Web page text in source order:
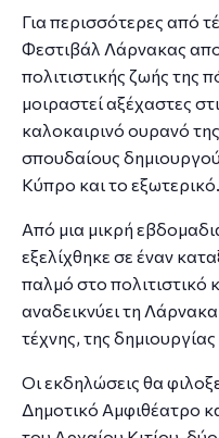
Για περισσότερες από
Φεστιβάλ Λάρνακας
πολιτιστικής ζωής της
μοιραστεί αξέχαστες
καλοκαιρινό ουρανό
σπουδαίους
Κύπρο και το εξωτερικό.
Από μια μικρή
εξελίχθηκε σε έναν
παλμό στο πολιτιστικό
αναδεικνύει τη
τέχνης, της
Οι εκδηλώσεις θα
Δημοτικό Αμφιθέατρο